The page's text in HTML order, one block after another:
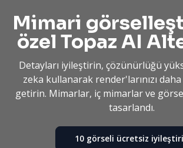
Mimari
özel Topaz AI
Detayları iyileştirin, çözünürlüğü
zeka kullanarak render'larınızı
getirin. Mimarlar, iç mimarlar ve
tasarlandı.
10 görseli ücretsiz